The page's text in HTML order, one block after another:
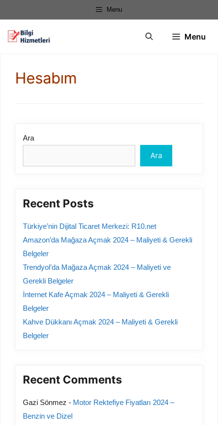
atla
Menu
Menu
Hesabım
Ara
Ara
Recent Posts
Türkiye’nin Dijital Ticaret Merkezi: R10.net
Amazon’da Mağaza Açmak 2024 – Maliyeti & Gerekli
Belgeler
Trendyol’da Mağaza Açmak 2024 – Maliyeti ve
Gerekli Belgeler
İnternet Kafe Açmak 2024 – Maliyeti & Gerekli
Belgeler
Kahve Dükkanı Açmak 2024 – Maliyeti & Gerekli
Belgeler
Recent Comments
Gazi Sönmez - Motor Rektefiye Fiyatları 2024 –
Benzin ve Dizel